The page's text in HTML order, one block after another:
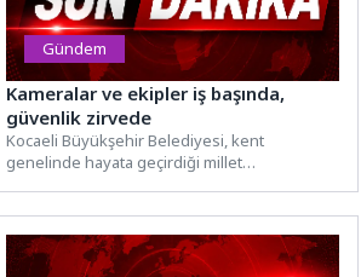
Gündem
Kameralar ve ekipler iş başında,
güvenlik zirvede
Kocaeli Büyükşehir Belediyesi, kent
genelinde hayata geçirdiği millet